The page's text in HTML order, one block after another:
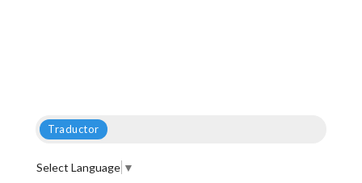
Traductor
Select Language ▼